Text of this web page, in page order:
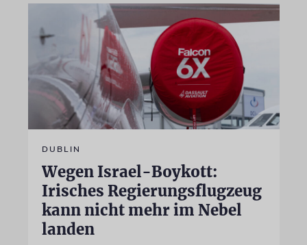
DUBLIN
Wegen Israel-Boykott:
Irisches Regierungsflugzeug
kann nicht mehr im Nebel
landen